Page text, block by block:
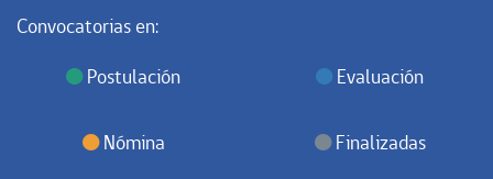
Convocatorias en:
Postulación Evaluación
Nómina Finalizadas